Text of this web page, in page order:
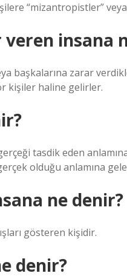
“mizantropistler”
veren insana
başkalarına zarar
kişiler haline gelirler.
tasdik eden
olduğu anlamına
ne denir?
gösteren kişidir.
denir?